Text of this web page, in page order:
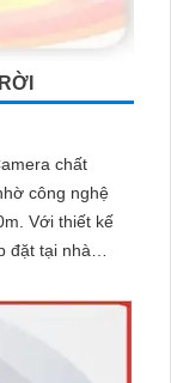
chất
công nghệ
kế
đặt tại nhà